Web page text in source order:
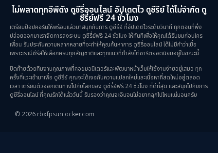
Spy (3)
Supernatural เหนือธรรมชาติ (49)
survival เอาตัวรอด (23)
Thriller ระทึกขวัญ (90)
Uncategorized (2)
War สงคราม
ไม่พลาดทุกอีพีดัง ดูซีรี่ออนไลน์ อัปเดตไว ดูซีรีย์ ได้ไม่จำกัด ดู
ซีรี่ย์ฟรี 24 ชั่วโมง
เตรียมป๊อปคอร์นให้พร้อมแล้วมาสนุกกับการ ดูซีรีย์ ที่อัปเดตไวระดับวินาที ทุกตอนที่พึ่ง
ปล่อยออกมาเราจัดการลงระบบ ดูซีรี่ย์ฟรี 24 ชั่วโมง ให้ทันทีเพื่อให้คุณได้รับชมก่อนใคร
เพื่อน รับประกันความหลากหลายที่จะทำให้คุณค้นหาการ ดูซีรี่ออนไลน์ ได้ไม่มีคำว่าเบื่อ
เพราะเรามีซีรีส์ให้เลือกครบทุกสัญชาติและทุกแนวที่กำลังไต่ชาร์ตยอดนิยมอยู่ในขณะนี้
ปิดท้ายด้วยทีมงานคุณภาพที่คอยมอนิเตอร์และพัฒนาหน้าเว็บให้ใช้งานง่ายอยู่เสมอ ทุก
ครั้งที่แวะเข้ามาเพื่อ ดูซีรีย์ คุณจะได้เจอกับความแปลกใหม่และเนื้อหาที่สดใหม่อยู่ตลอด
เวลา เตรียมตัวออกเดินทางไปกับโลกของ ดูซีรี่ย์ฟรี 24 ชั่วโมง ที่ดีที่สุด และสนุกไปกับการ
ดูซีรี่ออนไลน์ ที่คุณรักได้แล้ววันนี้ รับรองว่าคุณจะอินจนไม่อยากลุกไปไหนแน่นอนครับ
© 2026 rbxfpsunlocker.com